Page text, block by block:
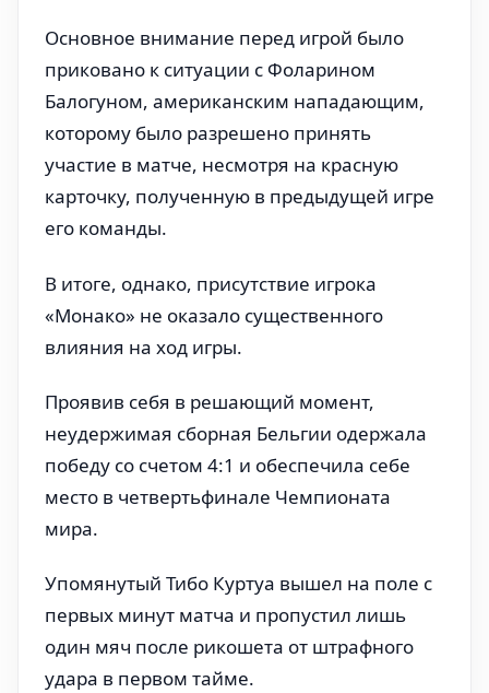
Основное внимание перед игрой было
приковано к ситуации с Фоларином
Балогуном, американским нападающим,
которому было разрешено принять
участие в матче, несмотря на красную
карточку, полученную в предыдущей игре
его команды.
В итоге, однако, присутствие игрока
«Монако» не оказало существенного
влияния на ход игры.
Проявив себя в решающий момент,
неудержимая сборная Бельгии одержала
победу со счетом 4:1 и обеспечила себе
место в четвертьфинале Чемпионата
мира.
Упомянутый Тибо Куртуа вышел на поле с
первых минут матча и пропустил лишь
один мяч после рикошета от штрафного
удара в первом тайме.